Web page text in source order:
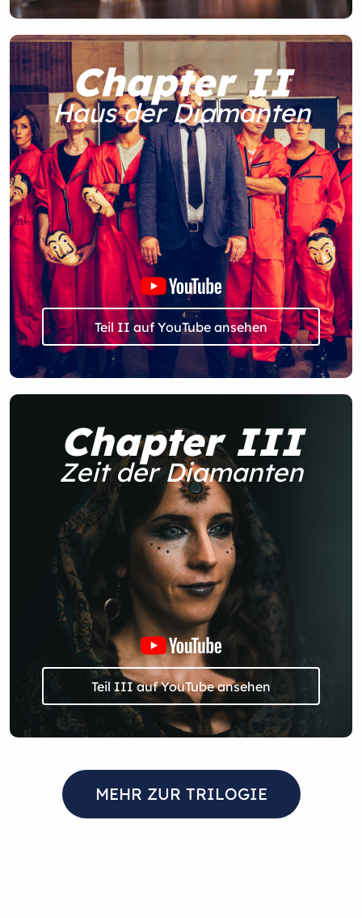
Chapter II
Haus der Diamanten
Teil II auf YouTube ansehen
Chapter III
Zeit der Diamanten
Teil III auf YouTube ansehen
MEHR ZUR TRILOGIE